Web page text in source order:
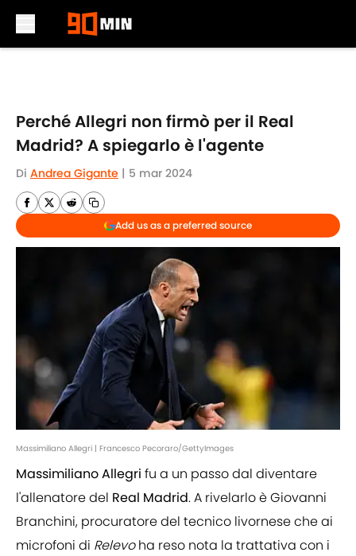
Perché Allegri non firmò per il Real
Madrid? A spiegarlo è l'agente
Di Andrea Gigante | 5 mar 2024
Add us as a preferred source
Massimiliano Allegri | Francesco Pecoraro/GettyImages
Massimiliano Allegri fu a un passo dal diventare
l'allenatore del Real Madrid. A rivelarlo è Giovanni
Branchini, procuratore del tecnico livornese che ai
microfoni di Relevoha reso nota la trattativa con i